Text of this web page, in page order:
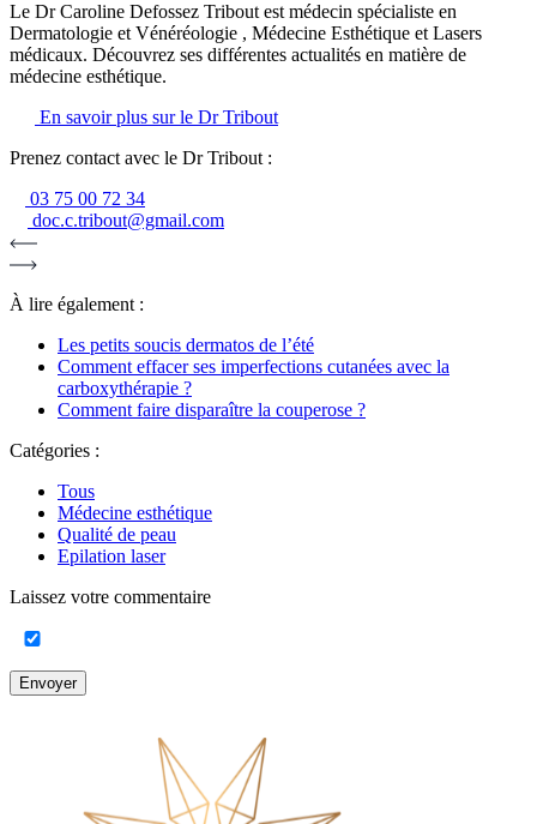
Le Dr Caroline Defossez Tribout est médecin spécialiste en
Dermatologie et Vénéréologie , Médecine Esthétique et Lasers
médicaux. Découvrez ses différentes actualités en matière de
médecine esthétique.
En savoir plus sur le Dr Tribout
Prenez contact avec le Dr Tribout :
03 75 00 72 34
doc.c.tribout@gmail.com
À lire également :
Les petits soucis dermatos de l’été
Comment effacer ses imperfections cutanées avec la
carboxythérapie ?
Comment faire disparaître la couperose ?
Catégories :
Tous
Médecine esthétique
Qualité de peau
Epilation laser
Laissez votre commentaire
Envoyer